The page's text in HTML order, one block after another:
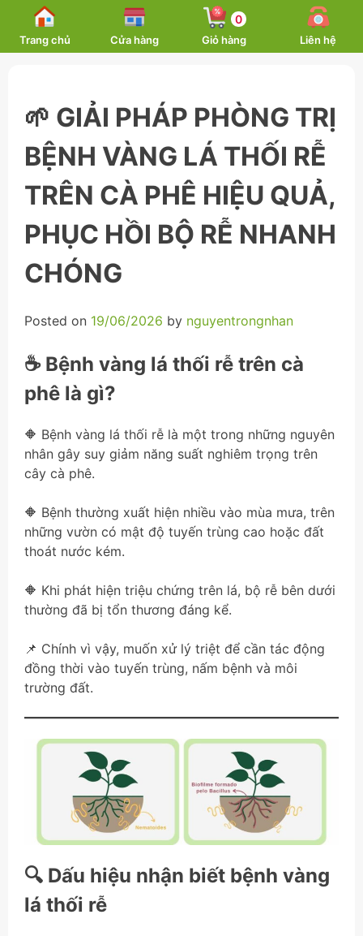
content
Trang chủ Cửa hàng
0
Giỏ hàng Liên hệ
🌱 GIẢI PHÁP PHÒNG TRỊ
BỆNH VÀNG LÁ THỐI RỄ
TRÊN CÀ PHÊ HIỆU QUẢ,
PHỤC HỒI BỘ RỄ NHANH
CHÓNG
Posted on 19/06/2026 by nguyentrongnhan
☕ Bệnh vàng lá thối rễ trên cà
phê là gì?
🔶 Bệnh vàng lá thối rễ là một trong những nguyên
nhân gây suy giảm năng suất nghiêm trọng trên
cây cà phê.
🔶 Bệnh thường xuất hiện nhiều vào mùa mưa, trên
những vườn có mật độ tuyến trùng cao hoặc đất
thoát nước kém.
🔶 Khi phát hiện triệu chứng trên lá, bộ rễ bên dưới
thường đã bị tổn thương đáng kể.
📌 Chính vì vậy, muốn xử lý triệt để cần tác động
đồng thời vào tuyến trùng, nấm bệnh và môi
trường đất.
🔍 Dấu hiệu nhận biết bệnh vàng
lá thối rễ